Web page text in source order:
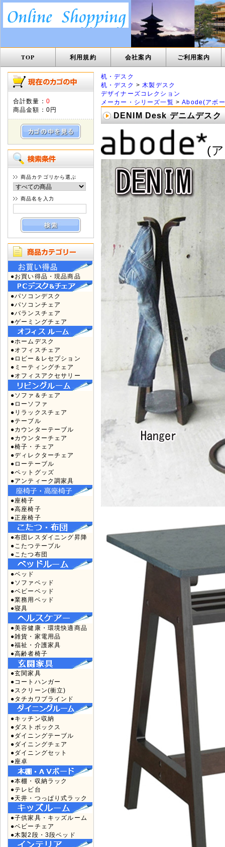
TOP 利用規約 会社案内 ご利用案内
合計数量： 0
商品金額： 0円
商品カテゴリから選ぶ
商品名を入力
●お買い得品・現品商品
●パソコンデスク
●パソコンチェア
●バランスチェア
●ゲーミングチェア
●ホームデスク
●オフィスチェア
●ロビー＆レセプション
●ミーティングチェア
●オフィスアクセサリー
●ソファ＆チェア
●ローソファ
●リラックスチェア
●テーブル
●カウンターテーブル
●カウンターチェア
●椅子・チェア
●ディレクターチェア
●ローテーブル
●ペットグッズ
●アンティーク調家具
●座椅子
●高座椅子
●正座椅子
●布団レスダイニング昇降
●こたつテーブル
●こたつ布団
●ベッド
●ソファベッド
●ベビーベッド
●業務用ベッド
●寝具
●美容健康・環境快適商品
●雑貨・家電用品
●福祉・介護家具
●高齢者椅子
●玄関家具
●コートハンガー
●スクリーン(衝立)
●タチカワブラインド
●キッチン収納
●ダストボックス
●ダイニングテーブル
●ダイニングチェア
●ダイニングセット
●座卓
●本棚・収納ラック
●テレビ台
●天井・つっぱり式ラック
●子供家具・キッズルーム
●ベビーチェア
●木製2段・3段ベッド
机・デスク
机・デスク > 木製デスク
デザイナーズコレクション
メーカー・シリーズ一覧 >Abode(アボ
DENIM Desk デニムデスク
(